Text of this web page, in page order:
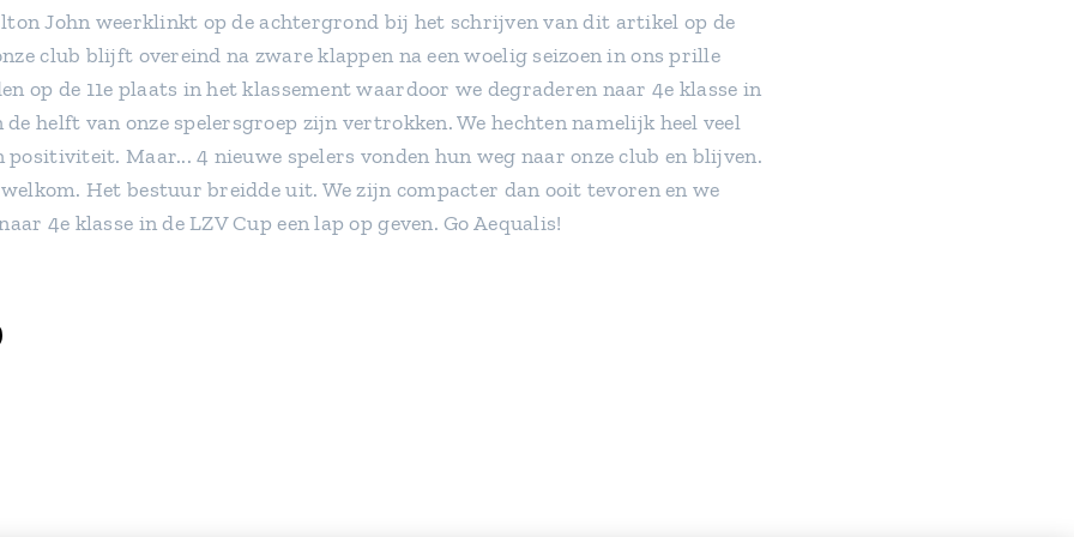
John weerklinkt op de achtergrond bij het schrijven van dit artikel op de
club blijft overeind na zware klappen na een woelig seizoen in ons prille
op de 11e plaats in het klassement waardoor we degraderen naar 4e klasse in
de helft van onze spelersgroep zijn vertrokken. We hechten namelijk heel veel
positiviteit. Maar... 4 nieuwe spelers vonden hun weg naar onze club en blijven.
Het bestuur breidde uit. We zijn compacter dan ooit tevoren en we
4e klasse in de LZV Cup een lap op geven. Go Aequalis!